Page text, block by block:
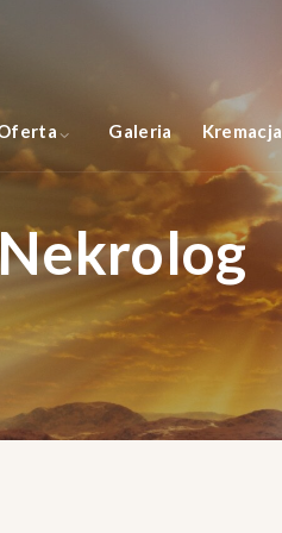
Galeria Kremacja